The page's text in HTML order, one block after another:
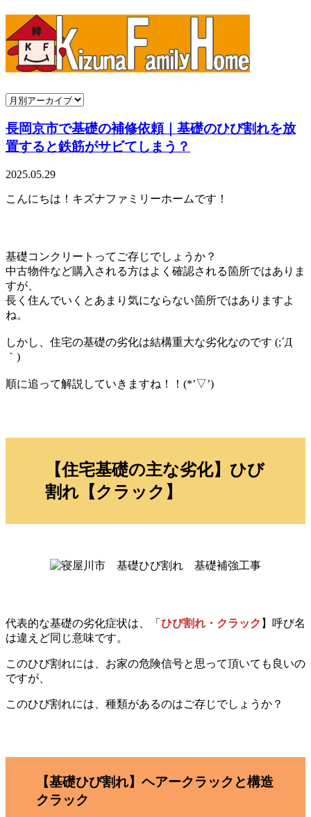
長岡京市で基礎の補修依頼｜基礎のひび割れを放
置すると鉄筋がサビてしまう？
2025.05.29
こんにちは！キズナファミリーホームです！
基礎コンクリートってご存じでしょうか？
中古物件など購入される方はよく確認される箇所ではありま
すが、
長く住んでいくとあまり気にならない箇所ではありますよ
ね。
しかし、住宅の基礎の劣化は結構重大な劣化なのです (;´Д
｀)
順に追って解説していきますね！！(*’▽’)
【住宅基礎の主な劣化】ひび
割れ【クラック】
代表的な基礎の劣化症状は、「 ひび割れ・クラック 】呼び名
は違えど同じ意味です。
このひび割れには、お家の危険信号と思って頂いても良いの
ですが、
このひび割れには、種類があるのはご存じでしょうか？
【基礎ひび割れ】ヘアークラックと構造
クラック